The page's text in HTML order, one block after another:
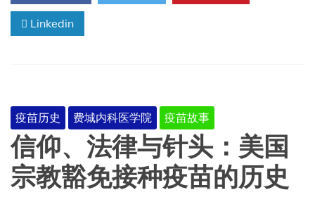
不
谈
起
流
感，
到
听
到
Linkedin
疫苗历史 费城内科医学院 疫苗故事
信仰、法律与针头：美国
宗教豁免接种疫苗的历史